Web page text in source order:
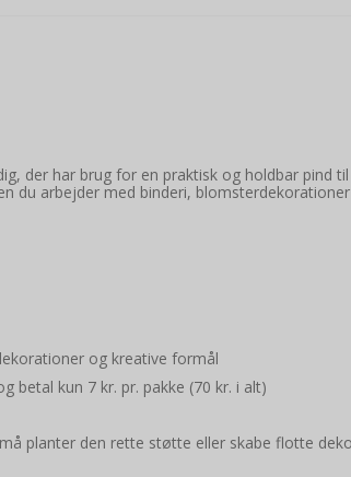
der har brug for en praktisk og holdbar
du arbejder med binderi,
og kreative formål
betal kun 7 kr. pr. pakke (70 kr. i alt)
planter den rette støtte eller skabe flotte